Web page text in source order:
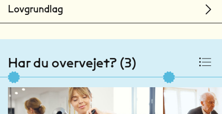
Lovgrundlag
Har du overvejet? (3)